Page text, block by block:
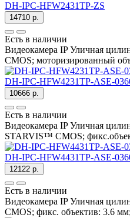
DH-IPC-HFW2431TP-ZS
14710 р.
Есть в наличии
Видеокамера IP Уличная
CMOS; моторизированный
DH-IPC-HFW4231TP-ASE-
10666 р.
Есть в наличии
Видеокамера IP Уличная
STARVIS™ CMOS;
DH-IPC-HFW4431TP-ASE-
12122 р.
Есть в наличии
Видеокамера IP Уличная
CMOS; фикс. объектив: 3.6